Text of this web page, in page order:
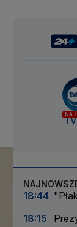
NA
18:44
18:15